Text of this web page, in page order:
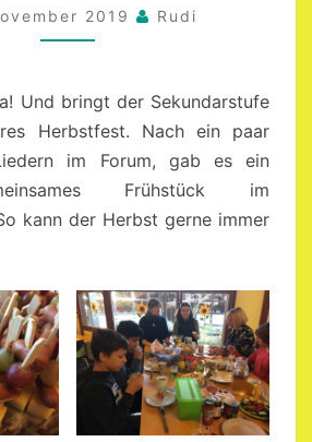
2019 Rudi
Und bringt der Sekundarstufe
Herbstfest. Nach ein paar
im Forum, gab es ein
Frühstück im
kann der Herbst gerne immer